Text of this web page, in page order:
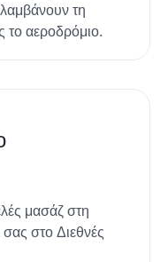
τη
το αεροδρόμιο.
μασάζ στη
σας στο Διεθνές